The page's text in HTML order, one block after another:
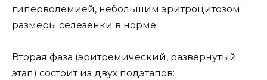
гиперволемией, небольшим эритроцитозом;
размеры селезенки в норме.
Вторая фаза (эритремический, развернутый
этап) состоит из двух подэтапов: